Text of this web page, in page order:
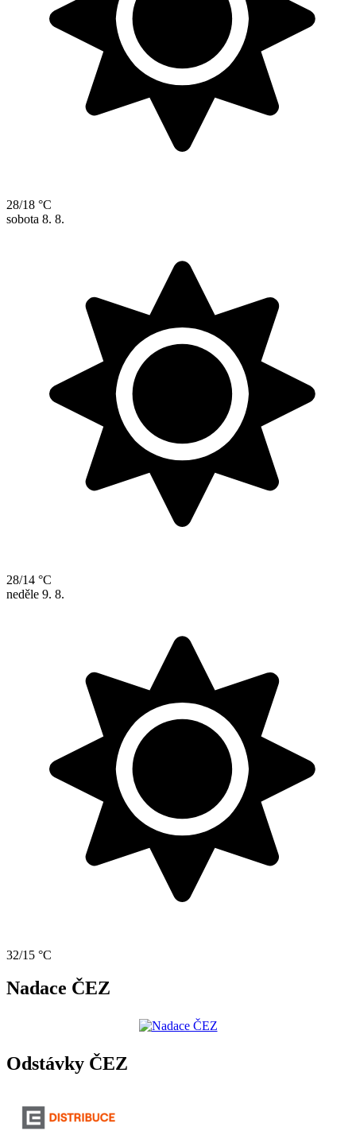
28/18 °C
sobota 8. 8.
28/14 °C
neděle 9. 8.
32/15 °C
Nadace ČEZ
Odstávky ČEZ